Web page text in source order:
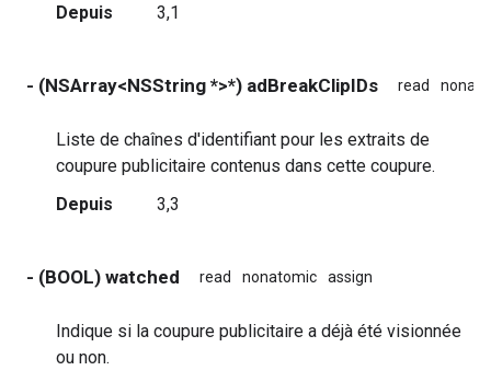
Depuis
3,1
- (NSArray<NSString *>*) adBreakClipIDs read
Liste de chaînes d'identifiant pour les extraits de
coupure publicitaire contenus dans cette coupure.
Depuis
3,3
- (BOOL) watched read nonatomic assign
Indique si la coupure publicitaire a déjà été visionnée
ou non.